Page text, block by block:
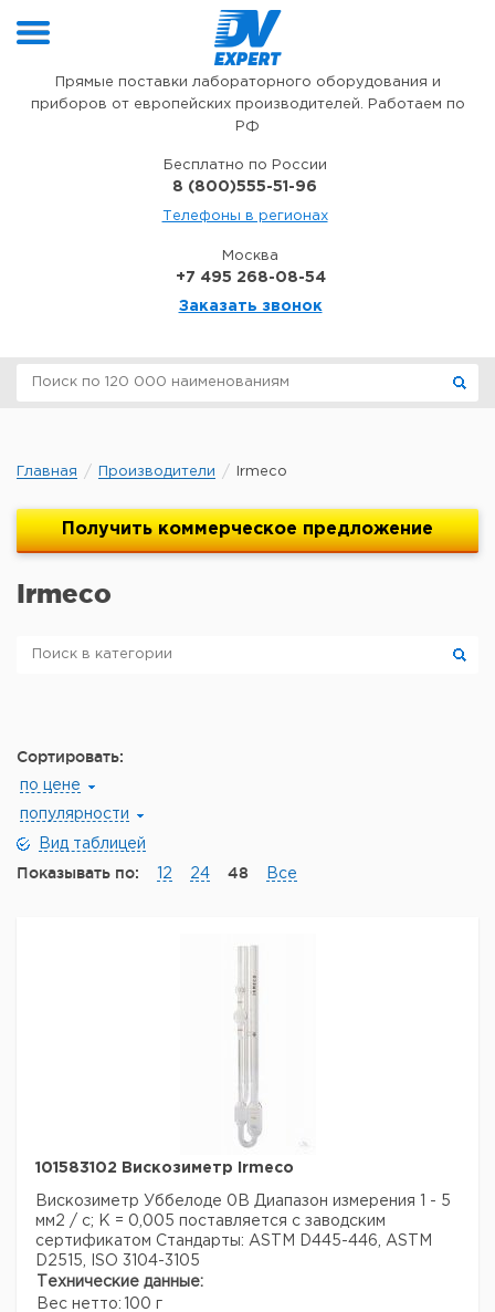
Прямые поставки лабораторного оборудования и
приборов от европейских производителей. Работаем по
РФ
Бесплатно по России
8 (800)555-51-96
Телефоны в регионах
Москва
+7 495 268-08-54
Заказать звонок
Главная Производители Irmeco
Получить коммерческое предложение
Irmeco
Сортировать:
по цене
популярности
Вид таблицей
Показывать по: 12 24 48 Все
101583102 Вискозиметр Irmeco
Вискозиметр Уббелоде 0B Диапазон измерения 1 - 5
мм2 / с; К = 0,005 поставляется с заводским
сертификатом Стандарты: ASTM D445-446, ASTM
D2515, ISO 3104-3105
Технические данные:
Вес нетто:
100 г